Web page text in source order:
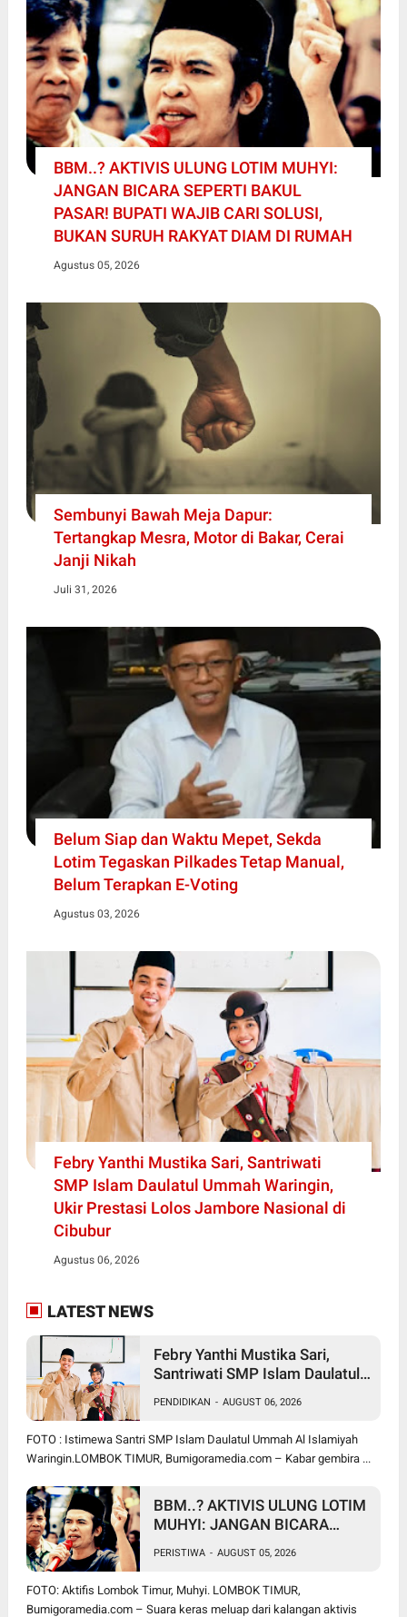
BBM..? AKTIVIS ULUNG LOTIM MUHYI:
JANGAN BICARA SEPERTI BAKUL
PASAR! BUPATI WAJIB CARI SOLUSI,
BUKAN SURUH RAKYAT DIAM DI RUMAH
Agustus 05, 2026
Sembunyi Bawah Meja Dapur:
Tertangkap Mesra, Motor di Bakar, Cerai
Janji Nikah
Juli 31, 2026
Belum Siap dan Waktu Mepet, Sekda
Lotim Tegaskan Pilkades Tetap Manual,
Belum Terapkan E-Voting
Agustus 03, 2026
Febry Yanthi Mustika Sari, Santriwati
SMP Islam Daulatul Ummah Waringin,
Ukir Prestasi Lolos Jambore Nasional di
Cibubur
Agustus 06, 2026
LATEST NEWS
Febry Yanthi Mustika Sari,
Santriwati SMP Islam Daulatul
Lolos Jambore Nasional di
Cibubur
PENDIDIKAN - AUGUST 06, 2026
FOTO : Istimewa Santri SMP Islam Daulatul Ummah Al Islamiyah
Waringin.LOMBOK TIMUR, Bumigoramedia.com – Kabar gembira ...
BBM..? AKTIVIS ULUNG LOTIM
MUHYI: JANGAN BICARA
BUPATI WAJIB CARI SOLUSI,
BUKAN SURUH RAKYAT DIAM
DI RUMAH
PERISTIWA - AUGUST 05, 2026
FOTO: Aktifis Lombok Timur, Muhyi. LOMBOK TIMUR,
Bumigoramedia.com – Suara keras meluap dari kalangan aktivis